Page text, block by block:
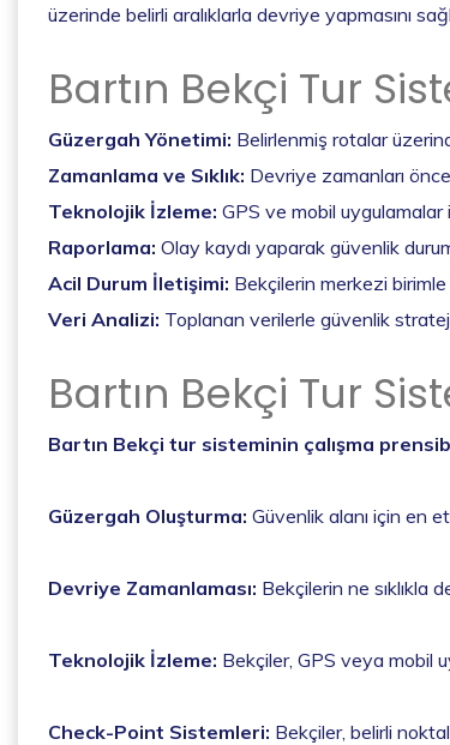
üzerinde belirli aralıklarla devriye yapmasını
Bartın Bekçi Tur
Güzergah Yönetimi: Belirlenmiş rotalar
Zamanlama ve Sıklık: Devriye zamanları
Teknolojik İzleme: GPS ve mobil uygulamalar
Raporlama: Olay kaydı yaparak güvenlik
Acil Durum İletişimi: Bekçilerin merkezi birimle
Veri Analizi: Toplanan verilerle güvenlik
Bartın Bekçi Tur
Bartın Bekçi tur sisteminin çalışma
Güzergah Oluşturma: Güvenlik alanı için en
Devriye Zamanlaması: Bekçilerin ne sıklıkla
Teknolojik İzleme: Bekçiler, GPS veya mobil
Check-Point Sistemleri: Bekçiler, belirli